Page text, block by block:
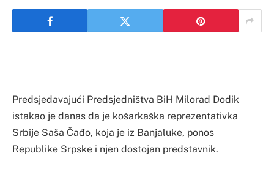
Predsjedavajući Predsjedništva BiH Milorad Dodik
istakao je danas da je košarkaška reprezentativka
Srbije Saša Čađo, koja je iz Banjaluke, ponos
Republike Srpske i njen dostojan predstavnik.